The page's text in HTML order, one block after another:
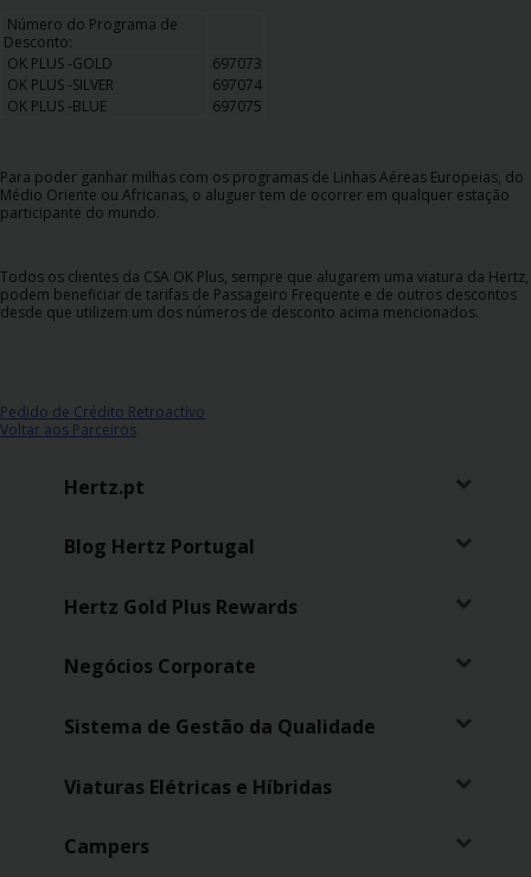
Carros
Elétricos
Carros
Produtos
e
Campers
Mensais
Lojas
Hertz
Gold+
Número do Programa de
Desconto:
OK PLUS -GOLD
697073
OK PLUS -SILVER
697074
OK PLUS -BLUE
697075
Para poder ganhar milhas com os programas de Linhas Aéreas Europeias, do
Médio Oriente ou Africanas, o aluguer tem de ocorrer em qualquer estação
participante do mundo.
Todos os clientes da CSA OK Plus, sempre que alugarem uma viatura da Hertz,
podem beneficiar de tarifas de Passageiro Frequente e de outros descontos
desde que utilizem um dos números de desconto acima mencionados.
Pedido de Crédito Retroactivo
Voltar aos Parceiros
Hertz.pt
Blog Hertz Portugal
Hertz Gold Plus Rewards
Negócios Corporate
Sistema de Gestão da Qualidade
Viaturas Elétricas e Híbridas
Campers